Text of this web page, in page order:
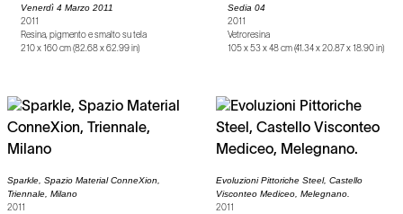
Venerdì 4 Marzo 2011
2011
Resina, pigmento e smalto su tela
210 x 160 cm (82.68 x 62.99 in)
Sedia 04
2011
Vetroresina
105 x 53 x 48 cm (41.34 x 20.87 x 18.90 in)
Sparkle, Spazio Material ConneXion,
Triennale, Milano
2011
Evoluzioni Pittoriche Steel, Castello
Visconteo Mediceo, Melegnano.
2011